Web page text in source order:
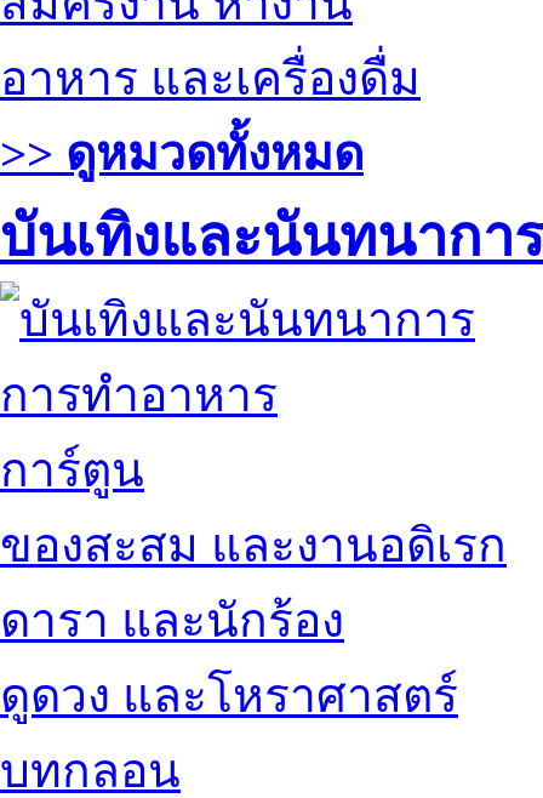
อาหาร และเครื่องดื่ม
>> ดูหมวดทั้งหมด
บันเทิงและนันทนาการ
การทำอาหาร
การ์ตูน
ของสะสม และงานอดิเรก
ดารา และนักร้อง
ดูดวง และโหราศาสตร์
บทกลอน